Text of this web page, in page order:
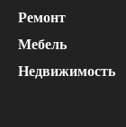
Ремонт
Мебель
Недвижимость